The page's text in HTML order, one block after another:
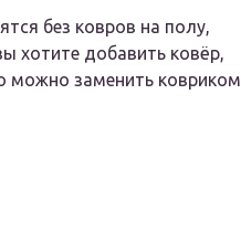
без ковров на полу,
хотите добавить ковёр,
можно заменить ковриком